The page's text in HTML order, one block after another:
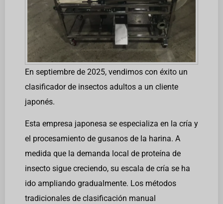
En septiembre de 2025, vendimos con éxito un
clasificador de insectos adultos a un cliente
japonés.
Esta empresa japonesa se especializa en la cría y
el procesamiento de gusanos de la harina. A
medida que la demanda local de proteína de
insecto sigue creciendo, su escala de cría se ha
ido ampliando gradualmente. Los métodos
tradicionales de clasificación manual